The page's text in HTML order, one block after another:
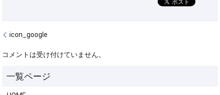
icon_google
コメントは受け付けていません。